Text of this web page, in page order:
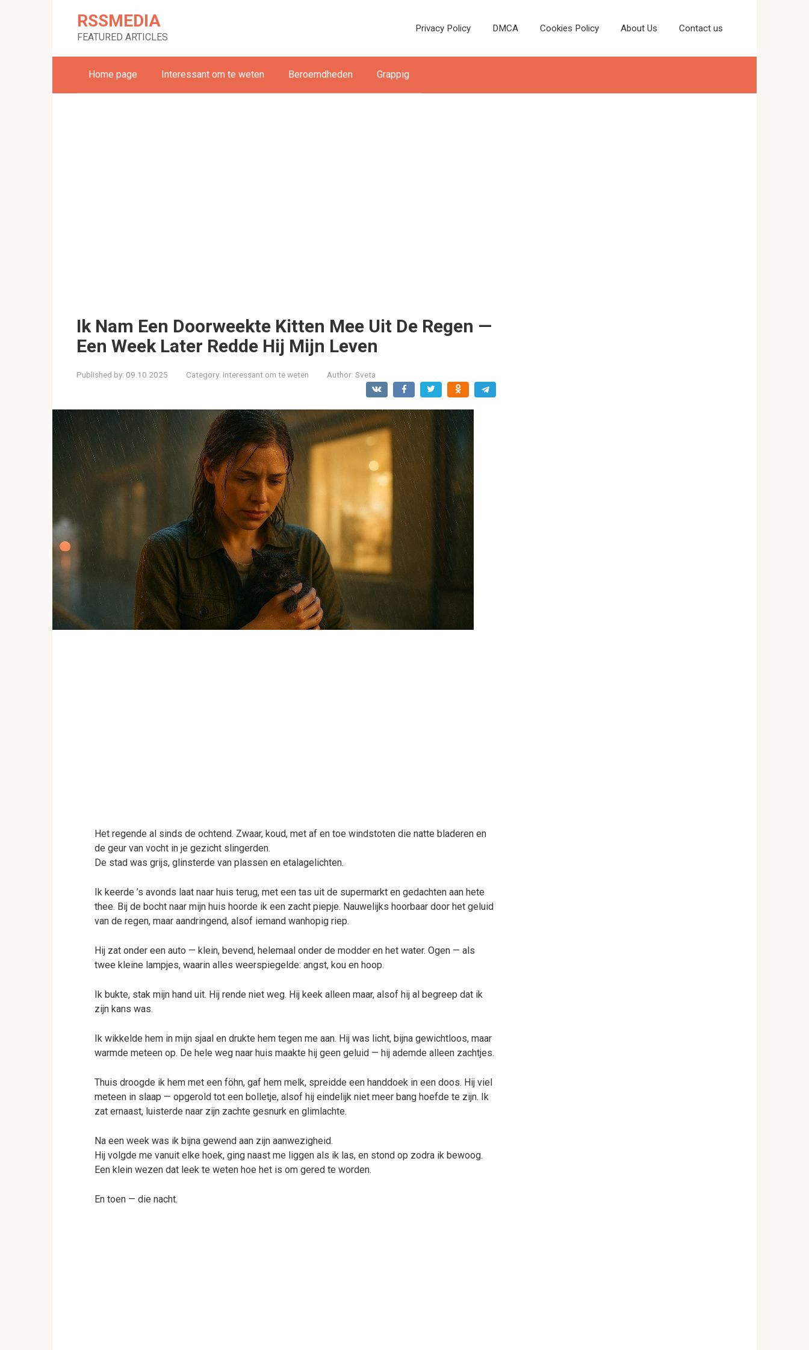
RSSMEDIA
FEATURED ARTICLES
Privacy Policy DMCA Cookies Policy About Us Contact us
Home page Interessant om te weten Beroemdheden Grappig
Ik Nam Een Doorweekte Kitten Mee Uit De Regen —
Een Week Later Redde Hij Mijn Leven
Published by: 09.10.2025 Category: Interessant om te weten Author: Sveta
Het regende al sinds de ochtend. Zwaar, koud, met af en toe windstoten die natte bladeren en
de geur van vocht in je gezicht slingerden.
De stad was grijs, glinsterde van plassen en etalage­lichten.
Ik keerde ’s avonds laat naar huis terug, met een tas uit de supermarkt en gedachten aan hete
thee. Bij de bocht naar mijn huis hoorde ik een zacht piepje. Nauwelijks hoorbaar door het geluid
van de regen, maar aandringend, alsof iemand wanhopig riep.
Hij zat onder een auto — klein, bevend, helemaal onder de modder en het water. Ogen — als
twee kleine lampjes, waarin alles weerspiegelde: angst, kou en hoop.
Ik bukte, stak mijn hand uit. Hij rende niet weg. Hij keek alleen maar, alsof hij al begreep dat ik
zijn kans was.
Ik wikkelde hem in mijn sjaal en drukte hem tegen me aan. Hij was licht, bijna gewichtloos, maar
warmde meteen op. De hele weg naar huis maakte hij geen geluid — hij ademde alleen zachtjes.
Thuis droogde ik hem met een föhn, gaf hem melk, spreidde een handdoek in een doos. Hij viel
meteen in slaap — opgerold tot een bolletje, alsof hij eindelijk niet meer bang hoefde te zijn. Ik
zat ernaast, luisterde naar zijn zachte gesnurk en glimlachte.
Na een week was ik bijna gewend aan zijn aanwezigheid.
Hij volgde me vanuit elke hoek, ging naast me liggen als ik las, en stond op zodra ik bewoog.
Een klein wezen dat leek te weten hoe het is om gered te worden.
En toen — die nacht.